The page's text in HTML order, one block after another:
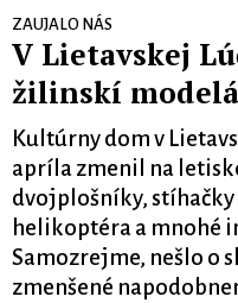
ZAUJALO NÁS
V Lietavskej
žilinskí
Kultúrny dom v
apríla zmenil na
dvojplošníky,
helikoptéra a mnohé
Samozrejme, nešlo o
zmenšené